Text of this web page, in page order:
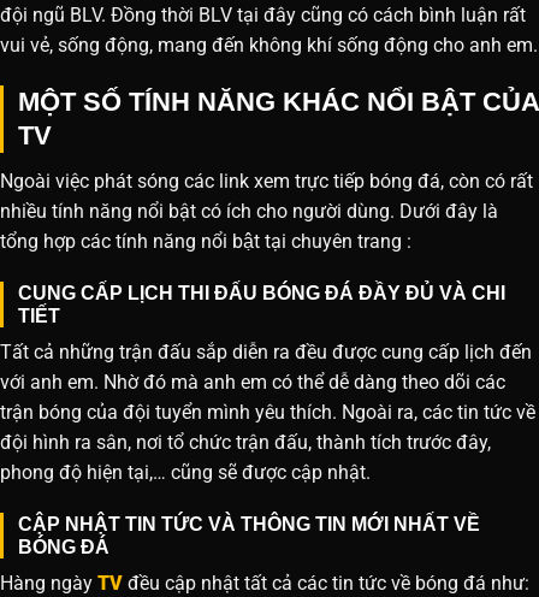
đội ngũ BLV. Đồng thời BLV tại đây cũng có cách bình luận rất
vui vẻ, sống động, mang đến không khí sống động cho anh em.
MỘT SỐ TÍNH NĂNG KHÁC NỔI BẬT CỦA
TV
Ngoài việc phát sóng các link xem trực tiếp bóng đá, còn có rất
nhiều tính năng nổi bật có ích cho người dùng. Dưới đây là
tổng hợp các tính năng nổi bật tại chuyên trang :
CUNG CẤP LỊCH THI ĐẤU BÓNG ĐÁ ĐẦY ĐỦ VÀ CHI
TIẾT
Tất cả những trận đấu sắp diễn ra đều được cung cấp lịch đến
với anh em. Nhờ đó mà anh em có thể dễ dàng theo dõi các
trận bóng của đội tuyển mình yêu thích. Ngoài ra, các tin tức về
đội hình ra sân, nơi tổ chức trận đấu, thành tích trước đây,
phong độ hiện tại,… cũng sẽ được cập nhật.
CẬP NHẬT TIN TỨC VÀ THÔNG TIN MỚI NHẤT VỀ
BÓNG ĐÁ
Hàng ngày TV đều cập nhật tất cả các tin tức về bóng đá như: